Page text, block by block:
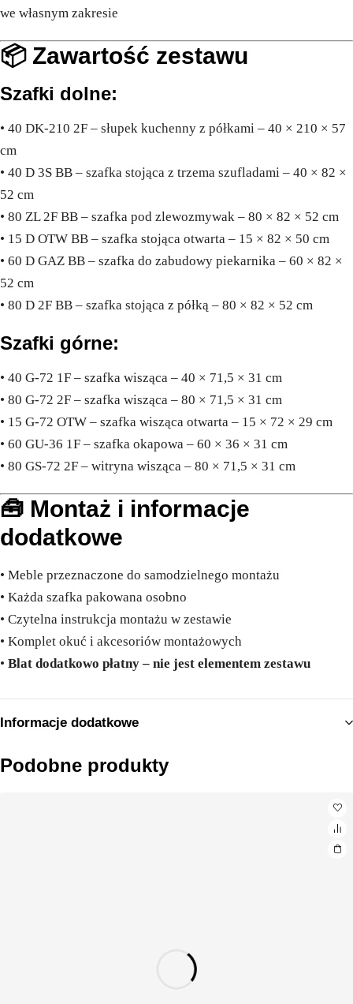
we własnym zakresie
📦 Zawartość zestawu
Szafki dolne:
• 40 DK-210 2F – słupek kuchenny z półkami – 40 × 210 × 57
cm
• 40 D 3S BB – szafka stojąca z trzema szufladami – 40 × 82 ×
52 cm
• 80 ZL 2F BB – szafka pod zlewozmywak – 80 × 82 × 52 cm
• 15 D OTW BB – szafka stojąca otwarta – 15 × 82 × 50 cm
• 60 D GAZ BB – szafka do zabudowy piekarnika – 60 × 82 ×
52 cm
• 80 D 2F BB – szafka stojąca z półką – 80 × 82 × 52 cm
Szafki górne:
• 40 G-72 1F – szafka wisząca – 40 × 71,5 × 31 cm
• 80 G-72 2F – szafka wisząca – 80 × 71,5 × 31 cm
• 15 G-72 OTW – szafka wisząca otwarta – 15 × 72 × 29 cm
• 60 GU-36 1F – szafka okapowa – 60 × 36 × 31 cm
• 80 GS-72 2F – witryna wisząca – 80 × 71,5 × 31 cm
🧰 Montaż i informacje
dodatkowe
• Meble przeznaczone do samodzielnego montażu
• Każda szafka pakowana osobno
• Czytelna instrukcja montażu w zestawie
• Komplet okuć i akcesoriów montażowych
• Blat dodatkowo płatny – nie jest elementem zestawu
Informacje dodatkowe
Podobne produkty